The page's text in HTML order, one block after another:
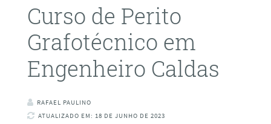
Curso de Perito
Grafotécnico em
Engenheiro Caldas
RAFAEL PAULINO
ATUALIZADO EM: 18 DE JUNHO DE 2023